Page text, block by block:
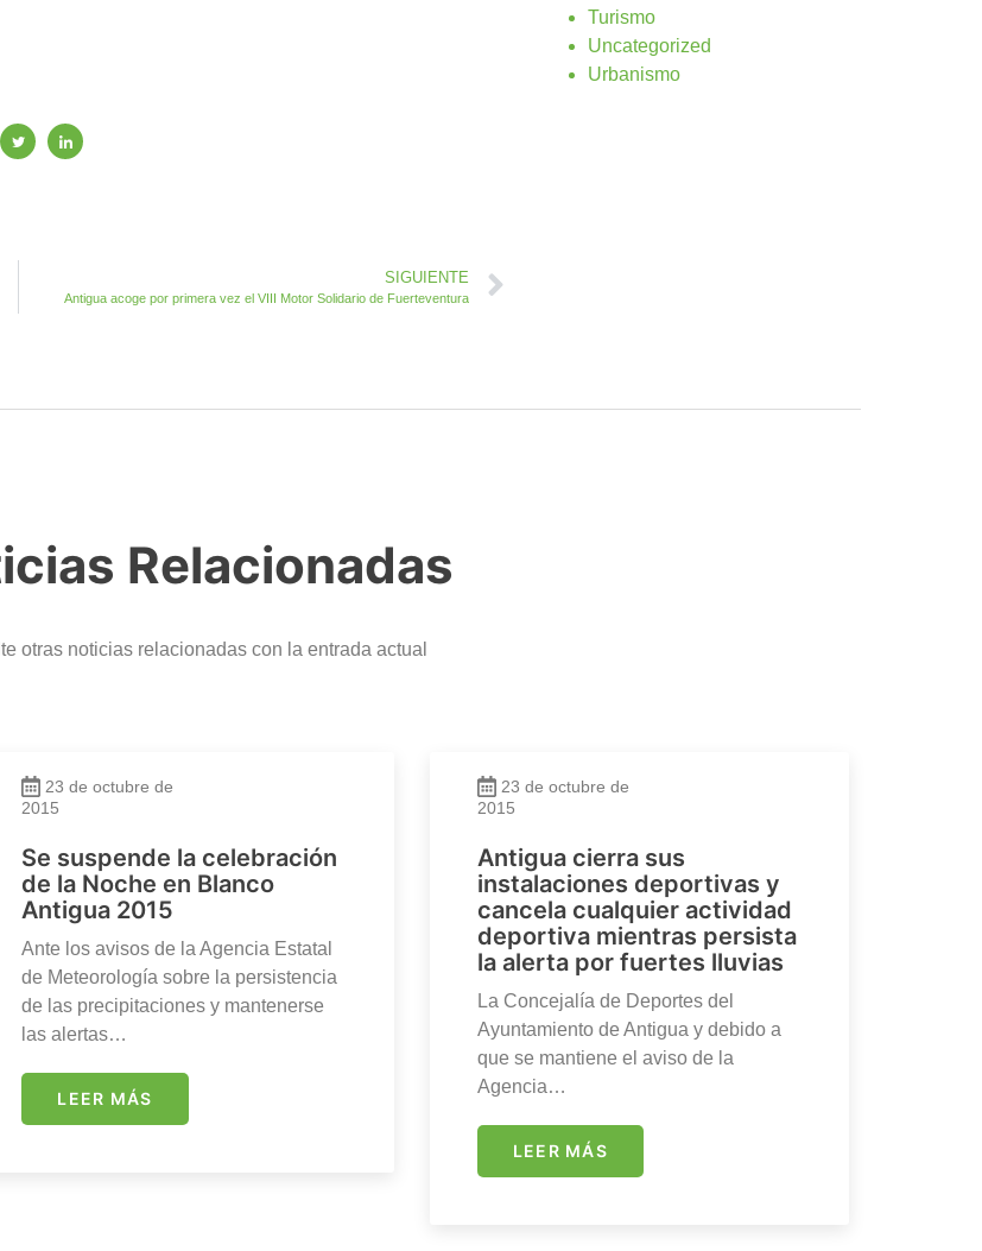
SIGUIENTE
Antigua acoge por primera vez el VIII Motor Solidario de Fuerteventura
Turismo
Uncategorized
Urbanismo
Relacionadas
otras noticias relacionadas con la entrada actual
23 de octubre de
2015
Se suspende la celebración
de la Noche en Blanco
Antigua 2015
Ante los avisos de la Agencia Estatal
de Meteorología sobre la persistencia
de las precipitaciones y mantenerse
las alertas…
LEER MÁS
23 de octubre de
2015
Antigua cierra sus
instalaciones deportivas y
cancela cualquier actividad
deportiva mientras persista
la alerta por fuertes lluvias
La Concejalía de Deportes del
Ayuntamiento de Antigua y debido a
que se mantiene el aviso de la
Agencia…
LEER MÁS